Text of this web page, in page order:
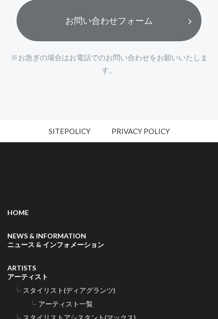
お問い合わせフォーム
※お急ぎの場合はお電話でのお問い合わせをお願いいたしま
す。
SITEPOLICY PRIVACY POLICY
HOME
NEWS & INFORMATION
ニュース & インフォメーション
ARTISTS
アーティスト
スタイリスト(ディアグランツ)
アーティスト一覧
スタイリストアシスタント(マックス)